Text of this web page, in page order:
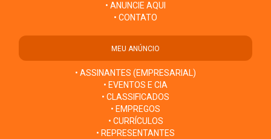
• ANUNCIE AQUI
• CONTATO
MEU ANÚNCIO
• ASSINANTES (EMPRESARIAL)
• EVENTOS E CIA
• CLASSIFICADOS
• EMPREGOS
• CURRÍCULOS
• REPRESENTANTES